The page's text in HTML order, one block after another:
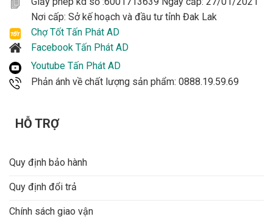
Nơi cấp: Sở kế hoạch và đầu tư tỉnh Đak Lak
Chợ Tốt Tấn Phát AD
Facebook Tấn Phát AD
Youtube Tấn Phát AD
Phản ánh về chất lượng sản phẩm: 0888.19.59.69
HỖ TRỢ
Quy định bảo hành
Quy định đổi trả
Chính sách giao vận